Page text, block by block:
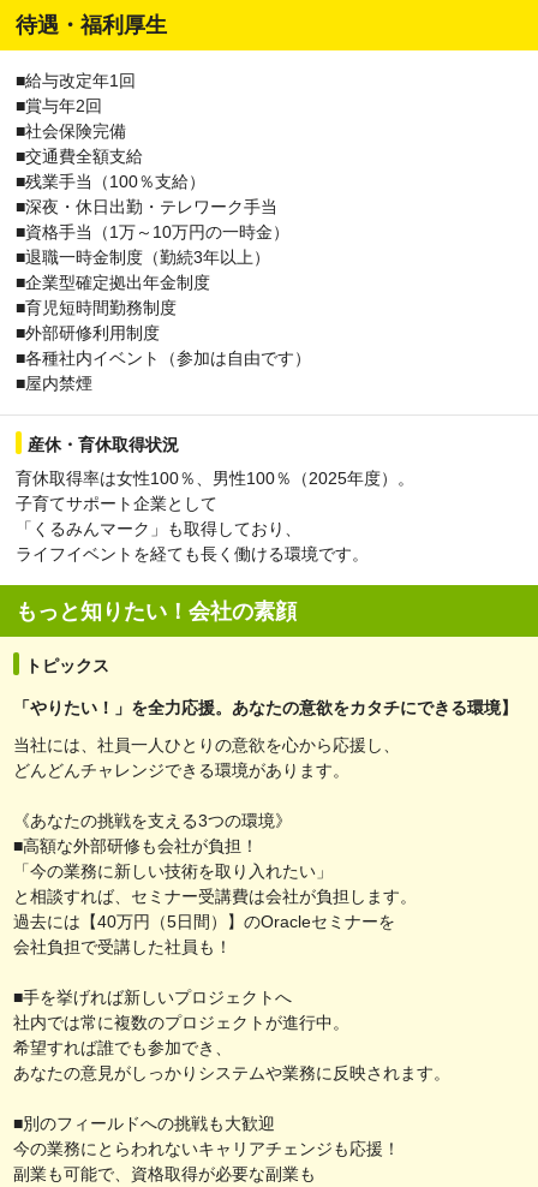
待遇・福利厚生
■給与改定年1回
■賞与年2回
■社会保険完備
■交通費全額支給
■残業手当（100％支給）
■深夜・休日出勤・テレワーク手当
■資格手当（1万～10万円の一時金）
■退職一時金制度（勤続3年以上）
■企業型確定拠出年金制度
■育児短時間勤務制度
■外部研修利用制度
■各種社内イベント（参加は自由です）
■屋内禁煙
産休・育休取得状況
育休取得率は女性100％、男性100％（2025年度）。
子育てサポート企業として
「くるみんマーク」も取得しており、
ライフイベントを経ても長く働ける環境です。
もっと知りたい！会社の素顔
トピックス
「やりたい！」を全力応援。あなたの意欲をカタチにできる環境】
当社には、社員一人ひとりの意欲を心から応援し、
どんどんチャレンジできる環境があります。
《あなたの挑戦を支える3つの環境》
■高額な外部研修も会社が負担！
「今の業務に新しい技術を取り入れたい」
と相談すれば、セミナー受講費は会社が負担します。
過去には【40万円（5日間）】のOracleセミナーを
会社負担で受講した社員も！
■手を挙げれば新しいプロジェクトへ
社内では常に複数のプロジェクトが進行中。
希望すれば誰でも参加でき、
あなたの意見がしっかりシステムや業務に反映されます。
■別のフィールドへの挑戦も大歓迎
今の業務にとらわれないキャリアチェンジも応援！
副業も可能で、資格取得が必要な副業も